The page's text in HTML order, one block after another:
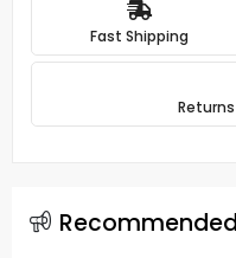
Fast Shipping